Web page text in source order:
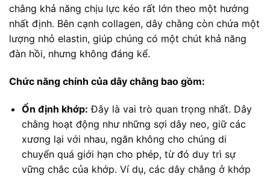
chằng khả năng chịu lực kéo rất lớn theo một hướng
nhất định. Bên cạnh collagen, dây chằng còn chứa một
lượng nhỏ elastin, giúp chúng có một chút khả năng
đàn hồi, nhưng không đáng kể.
Chức năng chính của dây chằng bao gồm:
Ổn định khớp: Đây là vai trò quan trọng nhất. Dây
chằng hoạt động như những sợi dây neo, giữ các
xương lại với nhau, ngăn không cho chúng di
chuyển quá giới hạn cho phép, từ đó duy trì sự
vững chắc của khớp. Ví dụ, các dây chằng ở khớp